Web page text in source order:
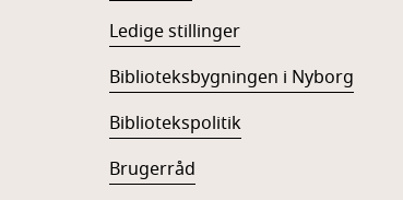
Ledige stillinger
Biblioteksbygningen i Nyborg
Bibliotekspolitik
Brugerråd